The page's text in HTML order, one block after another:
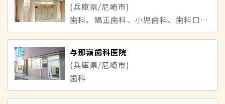
(兵庫県/尼崎市)
歯科、矯正歯科、小児歯科、歯科口腔外科
与那嶺歯科医院
(兵庫県/尼崎市)
歯科